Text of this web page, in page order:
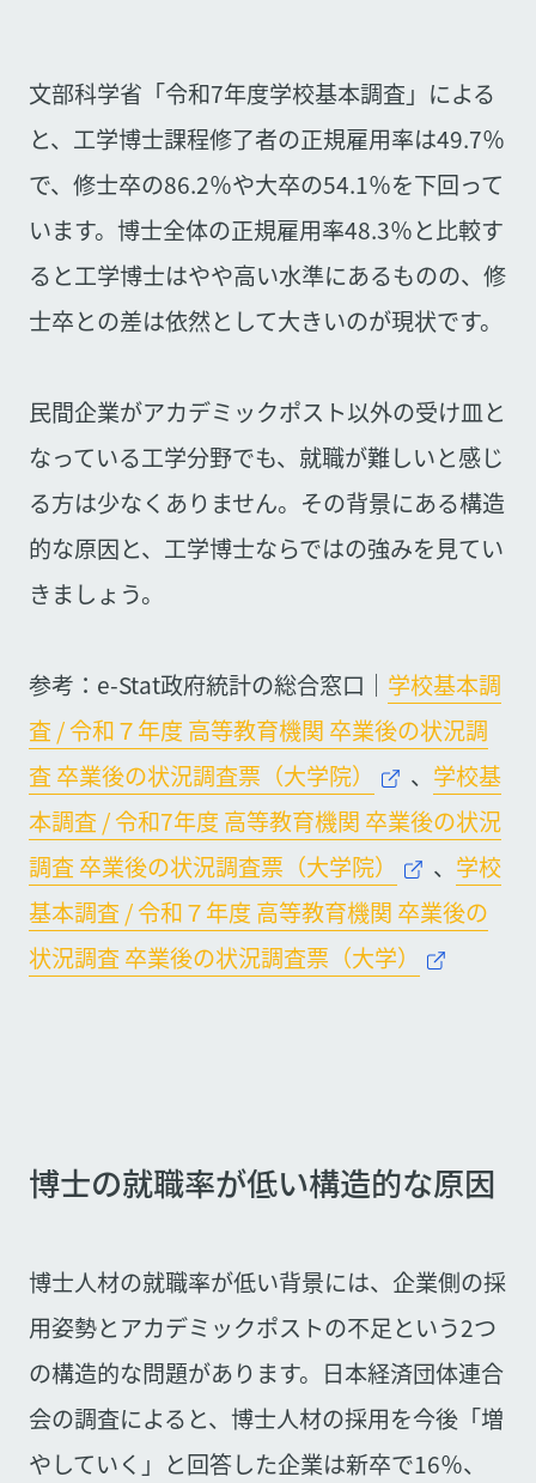
文部科学省「令和7年度学校基本調査」による
と、工学博士課程修了者の正規雇用率は49.7％
で、修士卒の86.2％や大卒の54.1％を下回って
います。博士全体の正規雇用率48.3％と比較す
ると工学博士はやや高い水準にあるものの、修
士卒との差は依然として大きいのが現状です。
民間企業がアカデミックポスト以外の受け皿と
なっている工学分野でも、就職が難しいと感じ
る方は少なくありません。その背景にある構造
的な原因と、工学博士ならではの強みを見てい
きましょう。
参考：e-Stat政府統計の総合窓口｜ 学校基本調
査 / 令和７年度 高等教育機関 卒業後の状況調
査 卒業後の状況調査票（大学院）
、 学校基
本調査 / 令和7年度 高等教育機関 卒業後の状況
調査 卒業後の状況調査票（大学院）
、 学校
基本調査 / 令和７年度 高等教育機関 卒業後の
状況調査 卒業後の状況調査票（大学）
博士の就職率が低い構造的な原因
博士人材の就職率が低い背景には、企業側の採
用姿勢とアカデミックポストの不足という2つ
の構造的な問題があります。日本経済団体連合
会の調査によると、博士人材の採用を今後「増
やしていく」と回答した企業は新卒で16％、